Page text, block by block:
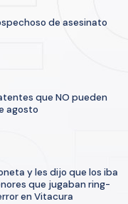
de asesinato
que NO pueden
agosto
y les dijo que los iba
que jugaban ring-
en Vitacura